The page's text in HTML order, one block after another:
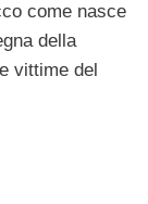
come nasce
della
vittime del